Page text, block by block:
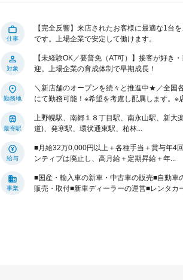
仕事
【完全反響】来店されたお客様に最適な1台
です。上場企業で安定して働けます。
対象
【未経験OK／要普免（AT可）】接客が好き
迎。上場企業の育成体制で早期成長！
勤務地
＼新店舗のオープンを続々と推進中★／全国
にて勤務可能！※希望を考慮し配属します。※
最寄駅
上野幌駅、南郷１８丁目駅、南永山駅、新大
道)、発寒駅、環状通東駅、柏林...
給与
■月給32万0,000円以上＋各種手当＋賞与年4
ンティブは廃止し、高月給＋定期昇給＋年...
事業
■国産・輸入車の新車・中古車の販売■自動車
販売・取付■新車ディーラーの運営■レンタカ